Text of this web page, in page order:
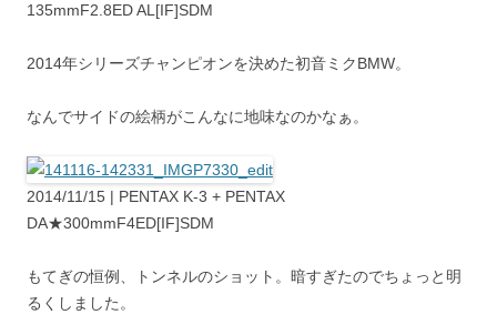
135mmF2.8ED AL[IF]SDM
2014年シリーズチャンピオンを決めた初音ミクBMW。
なんでサイドの絵柄がこんなに地味なのかなぁ。
2014/11/15 | PENTAX K-3 + PENTAX
DA★300mmF4ED[IF]SDM
もてぎの恒例、トンネルのショット。暗すぎたのでちょっと明
るくしました。